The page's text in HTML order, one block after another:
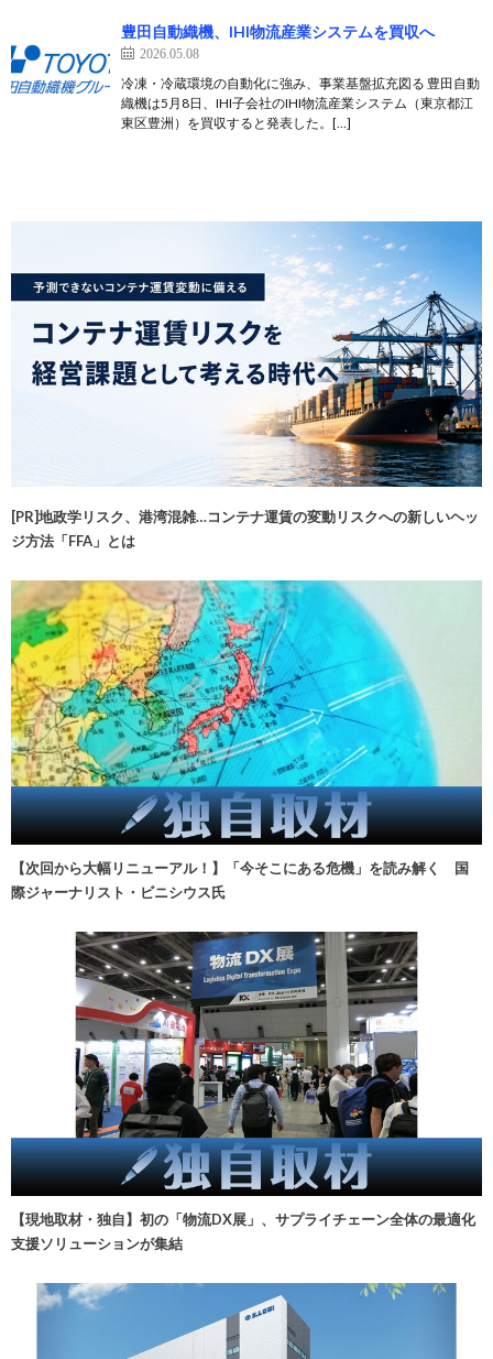
豊田自動織機、IHI物流産業システムを買収へ
2026.05.08
冷凍・冷蔵環境の自動化に強み、事業基盤拡充図る 豊田自動
織機は5月8日、IHI子会社のIHI物流産業システム（東京都江
東区豊洲）を買収すると発表した。[…]
[PR]地政学リスク、港湾混雑…コンテナ運賃の変動リスクへの新しいヘッ
ジ方法「FFA」とは
【次回から大幅リニューアル！】「今そこにある危機」を読み解く 国
際ジャーナリスト・ビニシウス氏
【現地取材・独自】初の「物流DX展」、サプライチェーン全体の最適化
支援ソリューションが集結